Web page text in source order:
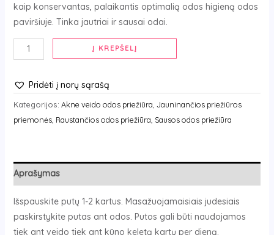
kaip konservantas, palaikantis optimalią odos higieną odos
paviršiuje. Tinka jautriai ir sausai odai.
Į KREPŠELĮ
Pridėti į norų sąrašą
Kategorijos: Akne veido odos priežiūra, Jauninančios priežiūros
priemonės, Raustančios odos priežiūra, Sausos odos priežiūra
Aprašymas
Išspauskite putų 1-2 kartus. Masažuojamaisiais judesiais
paskirstykite putas ant odos. Putos gali būti naudojamos
tiek ant veido tiek ant kūno keletą kartų per dieną.